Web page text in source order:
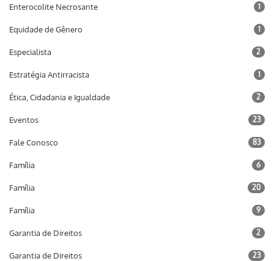
Enterocolite Necrosante 1
Equidade de Gênero 1
Especialista 2
Estratégia Antirracista 1
Ética, Cidadania e Igualdade 2
Eventos 23
Fale Conosco 83
Família 6
Família 20
Família 9
Garantia de Direitos 2
Garantia de Direitos 23